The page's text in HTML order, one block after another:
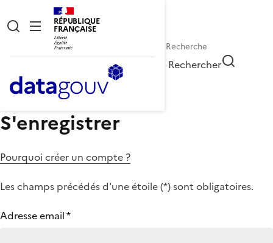
RÉPUBLIQUE
FRANÇAISE
Rechercher
S'enregistrer
Pourquoi créer un compte ?
Les champs précédés d'une étoile (*) sont obligatoires.
Adresse email*